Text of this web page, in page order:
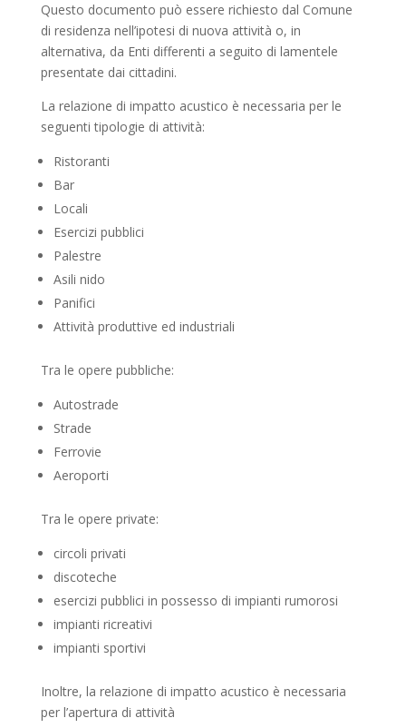
Questo documento può essere richiesto dal Comune
di residenza nell’ipotesi di nuova attività o, in
alternativa, da Enti differenti a seguito di lamentele
presentate dai cittadini.
La relazione di impatto acustico è necessaria per le
seguenti tipologie di attività:
Ristoranti
Bar
Locali
Esercizi pubblici
Palestre
Asili nido
Panifici
Attività produttive ed industriali
Tra le opere pubbliche:
Autostrade
Strade
Ferrovie
Aeroporti
Tra le opere private:
circoli privati
discoteche
esercizi pubblici in possesso di impianti rumorosi
impianti ricreativi
impianti sportivi
Inoltre, la relazione di impatto acustico è necessaria
per l’apertura di attività